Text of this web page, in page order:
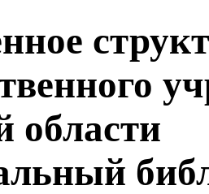
области